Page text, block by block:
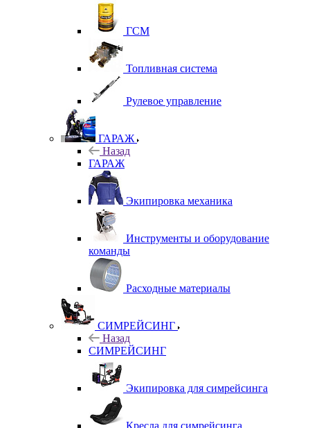
ГСМ
Топливная система
Рулевое управление
ГАРАЖ
Назад
ГАРАЖ
Экипировка механика
Инструменты и оборудование
команды
Расходные материалы
СИМРЕЙСИНГ
Назад
СИМРЕЙСИНГ
Экипировка для симрейсинга
Кресла для симрейсинга